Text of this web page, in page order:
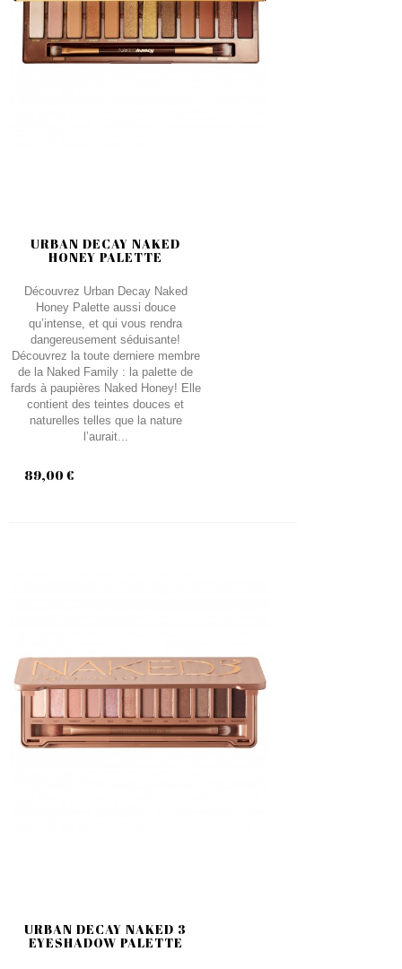
URBAN DECAY NAKED
HONEY PALETTE
Découvrez Urban Decay Naked
Honey Palette aussi douce
qu’intense, et qui vous rendra
dangereusement séduisante!
Découvrez la toute derniere membre
de la Naked Family : la palette de
fards à paupières Naked Honey! Elle
contient des teintes douces et
naturelles telles que la nature
l’aurait...
89,00 €
URBAN DECAY NAKED 3
EYESHADOW PALETTE